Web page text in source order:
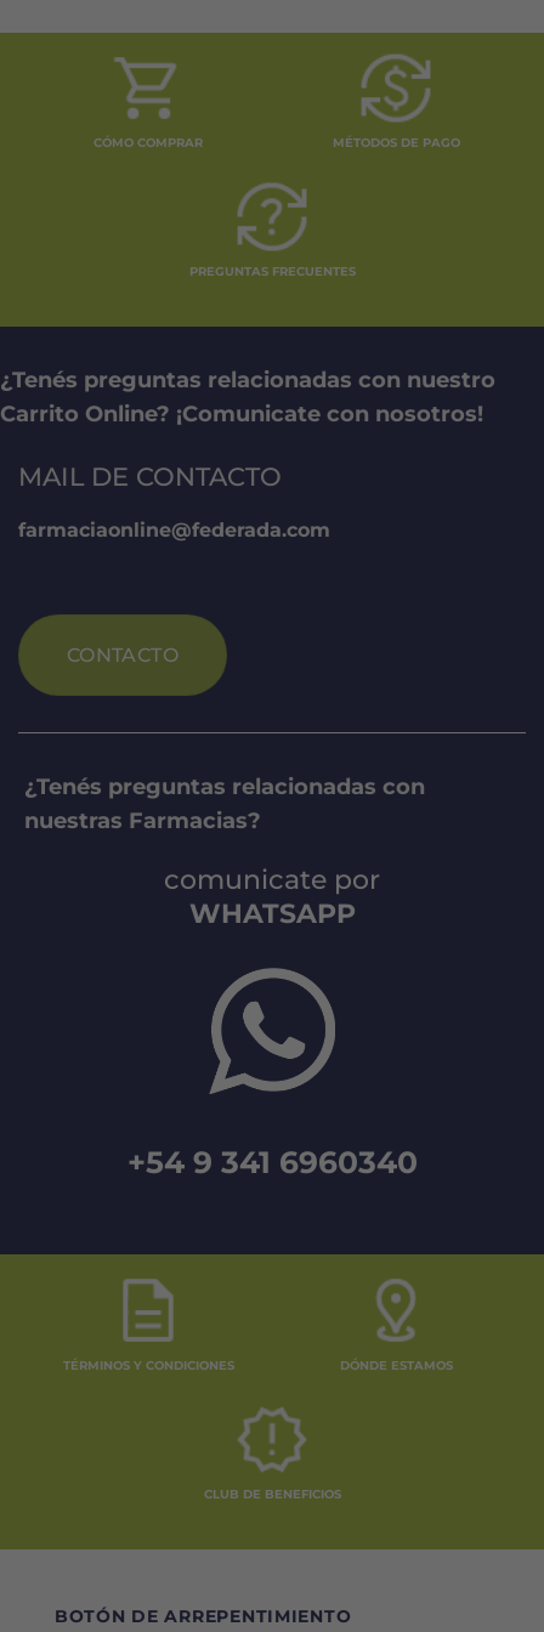
CÓMO COMPRAR MÉTODOS DE PAGO
PREGUNTAS FRECUENTES
¿Tenés preguntas relacionadas con nuestro
Carrito Online? ¡Comunicate con nosotros!
MAIL DE CONTACTO
farmaciaonline@federada.com
CONTACTO
¿Tenés preguntas relacionadas con
nuestras Farmacias?
comunicate por
WHATSAPP
+54 9 341 6960340
TÉRMINOS Y CONDICIONES DÓNDE ESTAMOS
CLUB DE BENEFICIOS
BOTÓN DE ARREPENTIMIENTO